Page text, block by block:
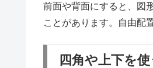
前面や背面にすると、図
ことがあります。自由配
四角や上下を